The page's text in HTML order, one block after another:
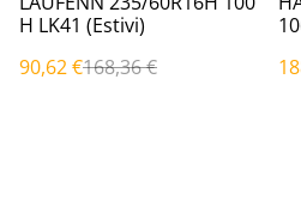
H LK41 (Estivi)
90,62 €168,36 €